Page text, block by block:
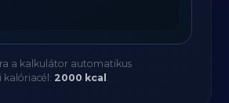
a kalkulátor automatikus
kalóriacél: 2000 kcal .